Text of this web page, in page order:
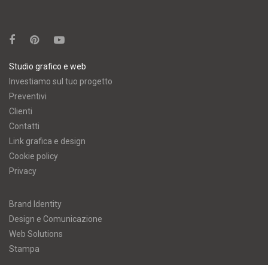
Studio grafico e web
Investiamo sul tuo progetto
Preventivi
Clienti
Contatti
Link grafica e design
Cookie policy
Privacy
Brand Identity
Design e Comunicazione
Web Solutions
Stampa